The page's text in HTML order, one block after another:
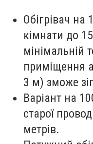
Обігрівач на
кімнати до
мінімальній
приміщення
3 м) зможе
Варіант на
старої
метрів.